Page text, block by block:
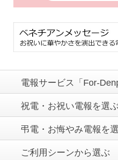
電報サービス「For-
祝電・お祝い電報を選ぶ
弔電・お悔やみ電報を
ご利用シーンから選ぶ